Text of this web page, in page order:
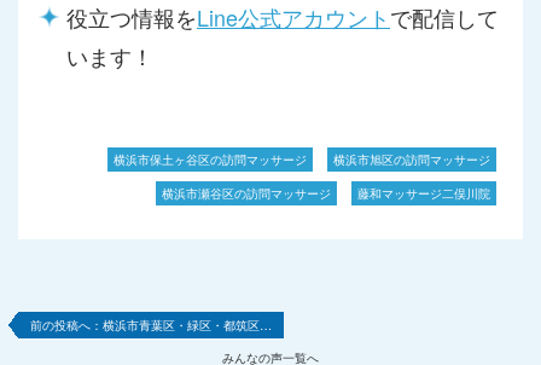
役立つ情報をLine公式アカウントで配信して
います！
横浜市保土ヶ谷区の訪問マッサージ
横浜市旭区の訪問マッサージ
横浜市瀬谷区の訪問マッサージ
藤和マッサージ二俣川院
横浜市青葉区・緑区・都筑区…
みんなの声一覧へ